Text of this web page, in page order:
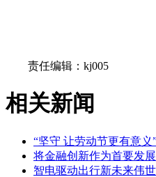
责任编辑：kj005
相关新闻
“坚守 让劳动节更有意义
将金融创新作为首要发
智电驱动出行新未来伟